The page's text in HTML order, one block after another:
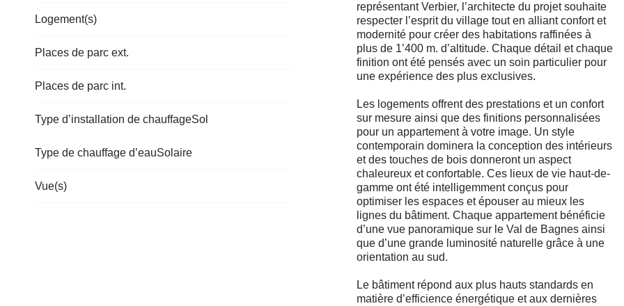
Logement(s)
Places de parc ext.
Places de parc int.
Type d’installation de chauffageSol
Type de chauffage d’eauSolaire
Vue(s)
représentant Verbier, l’architecte du projet souhaite
respecter l’esprit du village tout en alliant confort et
modernité pour créer des habitations raffinées à
plus de 1’400 m. d’altitude. Chaque détail et chaque
finition ont été pensés avec un soin particulier pour
une expérience des plus exclusives.
Les logements offrent des prestations et un confort
sur mesure ainsi que des finitions personnalisées
pour un appartement à votre image. Un style
contemporain dominera la conception des intérieurs
et des touches de bois donneront un aspect
chaleureux et confortable. Ces lieux de vie haut-de-
gamme ont été intelligemment conçus pour
optimiser les espaces et épouser au mieux les
lignes du bâtiment. Chaque appartement bénéficie
d’une vue panoramique sur le Val de Bagnes ainsi
que d’une grande luminosité naturelle grâce à une
orientation au sud.
Le bâtiment répond aux plus hauts standards en
matière d’efficience énergétique et aux dernières